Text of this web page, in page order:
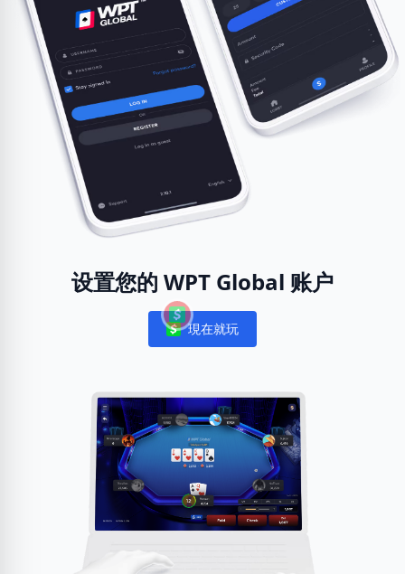
设置您的 WPT Global 账户
Notifications
現在就玩